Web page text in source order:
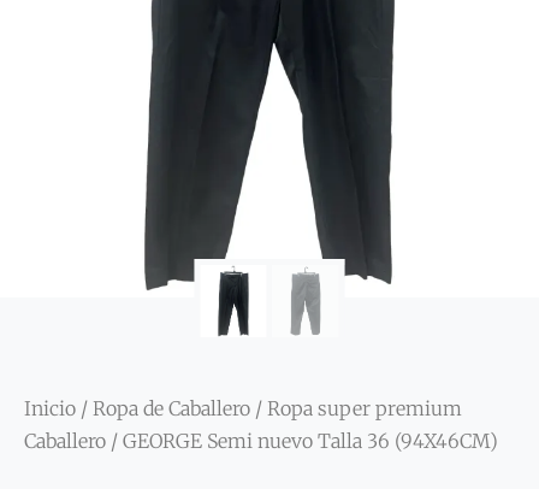
Inicio / Ropa de Caballero / Ropa super premium
Caballero / GEORGE Semi nuevo Talla 36 (94X46CM)